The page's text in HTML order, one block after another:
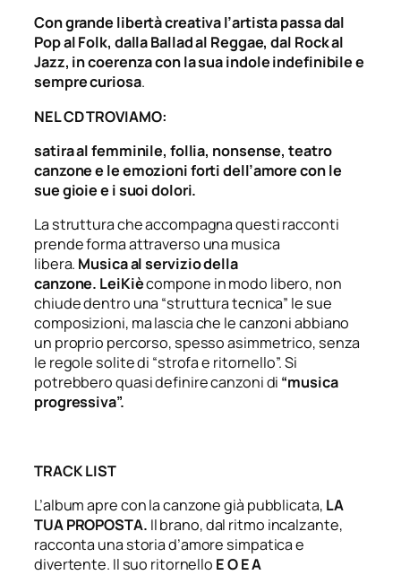
Con grande libertà creativa l’artista passa dal
Pop al Folk, dalla Ballad al Reggae, dal Rock al
Jazz, in coerenza con la sua indole indefinibile e
sempre curiosa.
NEL CD TROVIAMO:
satira al femminile, follia, nonsense, teatro
canzone e le emozioni forti dell’amore con le
sue gioie e i suoi dolori.
La struttura che accompagna questi racconti
prende forma attraverso una musica
libera. Musica al servizio della
canzone. LeiKiècompone in modo libero, non
chiude dentro una “struttura tecnica” le sue
composizioni, ma lascia che le canzoni abbiano
un proprio percorso, spesso asimmetrico, senza
le regole solite di “strofa e ritornello”. Si
potrebbero quasi definire canzoni di “musica
progressiva”.
TRACK LIST
L’album apre con la canzone già pubblicata, LA
TUA PROPOSTA. Il brano, dal ritmo incalzante,
racconta una storia d’amore simpatica e
divertente. Il suo ritornello E O E A